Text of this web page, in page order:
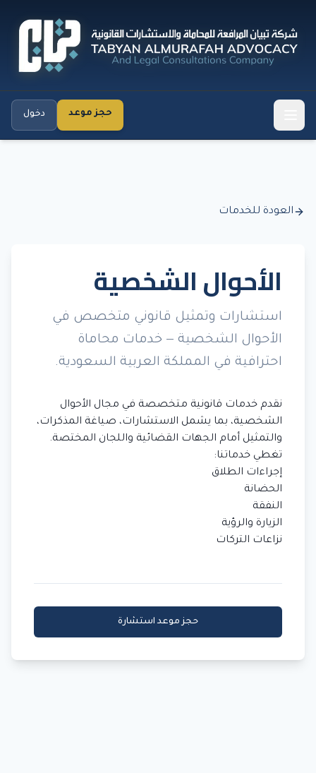
حجز موعد دخول
العودة للخدمات
الأحوال الشخصية
استشارات وتمثيل قانوني متخصص في
الأحوال الشخصية — خدمات محاماة
احترافية في المملكة العربية السعودية.
نقدم خدمات قانونية متخصصة في مجال الأحوال
الشخصية، بما يشمل الاستشارات، صياغة المذكرات،
والتمثيل أمام الجهات القضائية واللجان المختصة.
تغطي خدماتنا:
إجراءات الطلاق
الحضانة
النفقة
الزيارة والرؤية
نزاعات التركات
حجز موعد استشارة